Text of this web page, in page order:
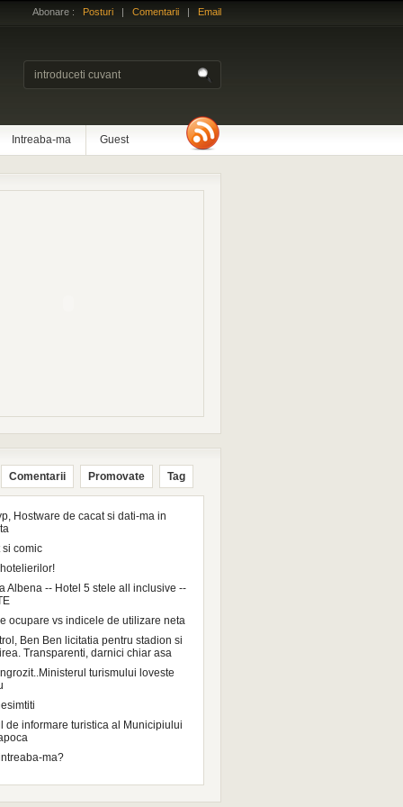
Abonare : Posturi | Comentarii | Email
Intreaba-ma Guest
Comentarii Promovate Tag
Hostware de cacat si dati-ma in
si comic
Albena -- Hotel 5 stele all inclusive --
ocupare vs indicele de utilizare neta
Ben Ben licitatia pentru stadion si
Transparenti, darnici chiar asa
turismului loveste
de informare turistica al Municipiului
ma?